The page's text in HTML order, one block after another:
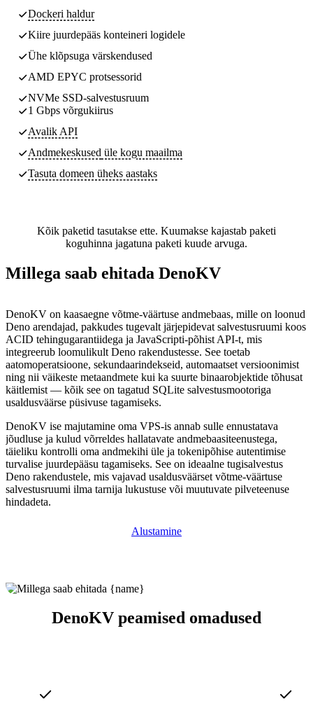
Dockeri haldur
Kiire juurdepääs konteineri logidele
Ühe klõpsuga värskendused
AMD EPYC protsessorid
NVMe SSD-salvestusruum
1 Gbps võrgukiirus
Avalik API
Andmekeskused üle kogu maailma
Tasuta domeen üheks aastaks
Kõik paketid tasutakse ette. Kuumakse kajastab paketi
koguhinna jagatuna paketi kuude arvuga.
Millega saab ehitada DenoKV
DenoKV on kaasaegne võtme-väärtuse andmebaas, mille on loonud
Deno arendajad, pakkudes tugevalt järjepidevat salvestusruumi koos
ACID tehingugarantiidega ja JavaScripti-põhist API-t, mis
integreerub loomulikult Deno rakendustesse. See toetab
aatomoperatsioone, sekundaarindekseid, automaatset versioonimist
ning nii väikeste metaandmete kui ka suurte binaarobjektide tõhusat
käitlemist — kõik see on tagatud SQLite salvestusmootoriga
usaldusväärse püsivuse tagamiseks.
DenoKV ise majutamine oma VPS-is annab sulle ennustatava
jõudluse ja kulud võrreldes hallatavate andmebaasiteenustega,
täieliku kontrolli oma andmekihi üle ja tokenipõhise autentimise
turvalise juurdepääsu tagamiseks. See on ideaalne tugisalvestus
Deno rakendustele, mis vajavad usaldusväärset võtme-väärtuse
salvestusruumi ilma tarnija lukustuse või muutuvate pilveteenuse
hindadeta.
Alustamine
DenoKV peamised omadused